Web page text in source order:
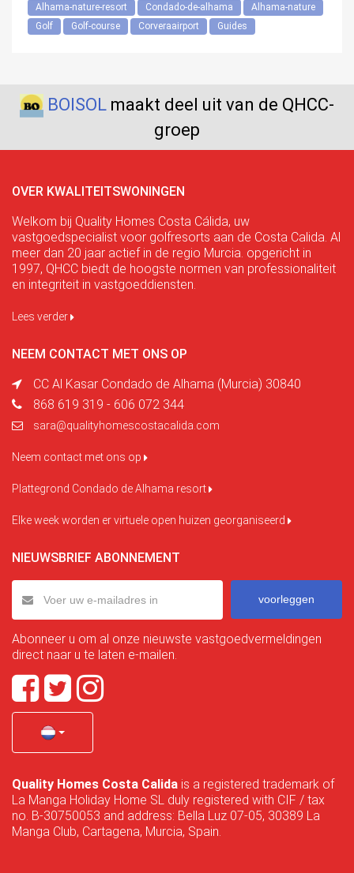
Alhama-nature-resort
Condado-de-alhama
Alhama-nature
Golf
Golf-course Corveraairport Guides
BOISOL maakt deel uit van de QHCC-
groep
OVER KWALITEITSWONINGEN
Welkom bij Quality Homes Costa Cálida, uw
vastgoedspecialist voor golfresorts aan de Costa Calida. Al
meer dan 20 jaar actief in de regio Murcia. opgericht in
1997, QHCC biedt de hoogste normen van professionaliteit
en integriteit in vastgoeddiensten.
Lees verder
NEEM CONTACT MET ONS OP
CC Al Kasar Condado de Alhama (Murcia) 30840
868 619 319 - 606 072 344
sara@qualityhomescostacalida.com
Neem contact met ons op
Plattegrond Condado de Alhama resort
Elke week worden er virtuele open huizen georganiseerd
NIEUWSBRIEF ABONNEMENT
voorleggen
Abonneer u om al onze nieuwste vastgoedvermeldingen
direct naar u te laten e-mailen.
Quality Homes Costa Calida is a registered trademark of
La Manga Holiday Home SL duly registered with CIF / tax
no. B-30750053 and address: Bella Luz 07-05, 30389 La
Manga Club, Cartagena, Murcia, Spain.